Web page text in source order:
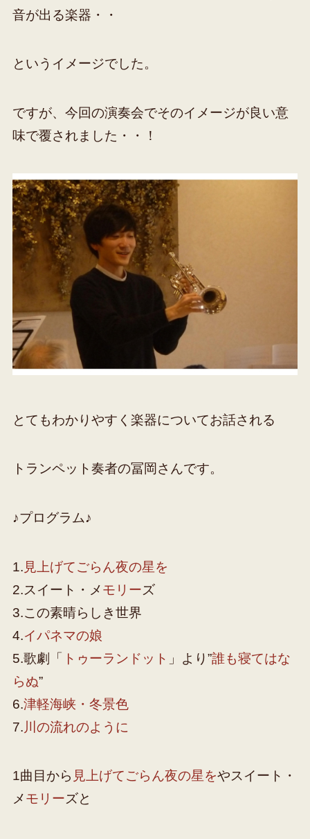
音が出る楽器・・
というイメージでした。
ですが、今回の演奏会でそのイメージが良い意
味で覆されました・・！
とてもわかりやすく楽器についてお話される
トランペット奏者の冨岡さんです。
♪プログラム♪
1. 見上げてごらん夜の星を
2.スイート・メモリーズ
3.この素晴らしき世界
4.イパネマの娘
5.歌劇「 トゥーランドット 」より”誰も寝てはな
らぬ”
6.津軽海峡・冬景色
7.川の流れのように
1曲目から 見上げてごらん夜の星をやスイート・
メモリーズと